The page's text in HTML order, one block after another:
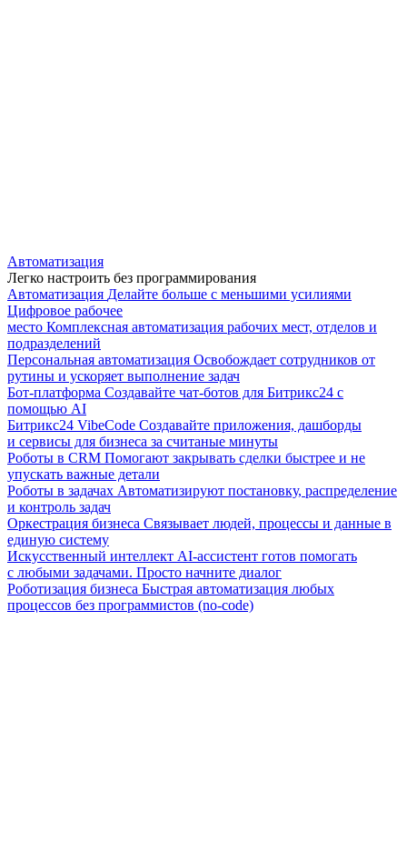
Автоматизация
Легко настроить без программирования
Автоматизация Делайте больше с меньшими усилиями
Цифровое рабочее
место Комплексная автоматизация рабочих мест, отделов и
подразделений
Персональная автоматизация Освобождает сотрудников от
рутины и ускоряет выполнение задач
Бот-платформа Создавайте чат-ботов для Битрикс24 с
помощью AI
Битрикс24 VibeCode Создавайте приложения, дашборды
и сервисы для бизнеса за считаные минуты
Роботы в CRM Помогают закрывать сделки быстрее и не
упускать важные детали
Роботы в задачах Автоматизируют постановку, распределение
и контроль задач
Оркестрация бизнеса Связывает людей, процессы и данные в
единую систему
Искусственный интеллект AI-ассистент готов помогать
с любыми задачами. Просто начните диалог
Роботизация бизнеса Быстрая автоматизация любых
процессов без программистов (no-code)